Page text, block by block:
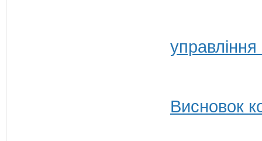
Висновок